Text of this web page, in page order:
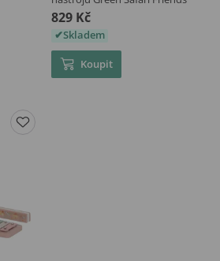
829 Kč
Skladem
Koupit